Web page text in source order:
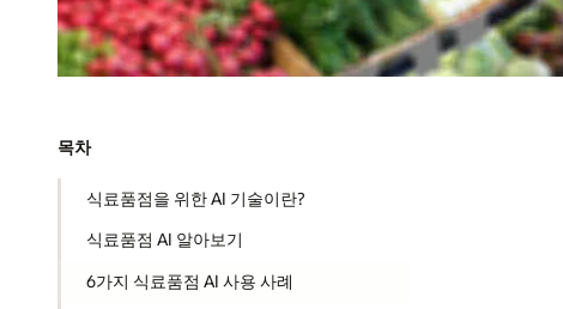
목차
식료품점을 위한 AI 기술이란?
식료품점 AI 알아보기
6가지 식료품점 AI 사용 사례